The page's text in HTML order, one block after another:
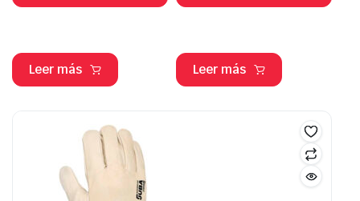
Leer más Leer más